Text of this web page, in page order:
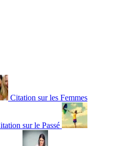
Citation sur les Femmes
sur le Passé